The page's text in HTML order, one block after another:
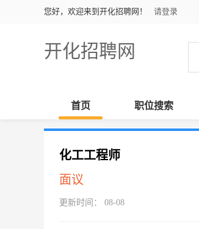
您好，欢迎来到开化招聘网！ 请登录
开化招聘网
首页 职位搜索
化工工程师
面议
更新时间： 08-08